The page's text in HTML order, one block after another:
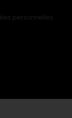
personnelles